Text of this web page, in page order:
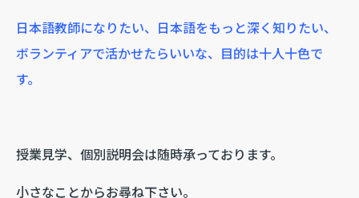
日本語教師になりたい、日本語をもっと深く知りたい、
ボランティアで活かせたらいいな、目的は十人十色で
す。
授業見学、個別説明会は随時承っております。
小さなことからお尋ね下さい。